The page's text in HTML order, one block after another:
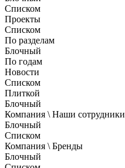
Списком
Проекты
Списком
По разделам
Блочный
По годам
Новости
Списком
Плиткой
Блочный
Компания \ Наши сотрудники
Блочный
Списком
Компания \ Бренды
Блочный